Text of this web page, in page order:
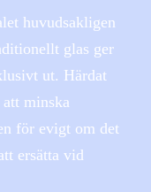
huvudsakligen
glas ger
ut. Härdat
minska
för evigt om det
ersätta vid